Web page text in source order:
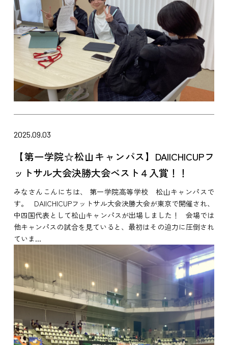
2025.09.03
【第一学院☆松山キャンパス】DAIICHICUPフ
ットサル大会決勝大会ベスト４入賞！！
みなさんこんにちは、 第一学院高等学校 松山キャンパスで
す。 DAIICHICUPフットサル大会決勝大会が東京で開催され、
中四国代表として松山キャンパスが出場しました！ 会場では
他キャンパスの試合を見ていると、最初はその迫力に圧倒され
ていま...